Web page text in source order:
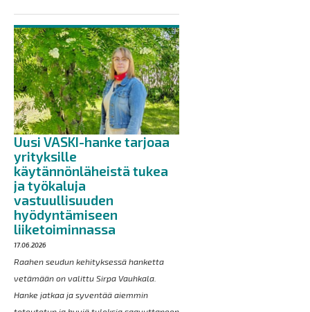
Uusi VASKI-hanke tarjoaa
yrityksille
käytännönläheistä tukea
ja työkaluja
vastuullisuuden
hyödyntämiseen
liiketoiminnassa
17.06.2026
Raahen seudun kehityksessä hanketta
vetämään on valittu Sirpa Vauhkala.
Hanke jatkaa ja syventää aiemmin